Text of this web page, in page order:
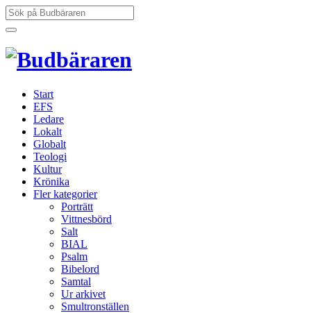
Hoppa
till
innehåll
Sök
efter:
Start
EFS
Ledare
Lokalt
Globalt
Teologi
Kultur
Krönika
Fler kategorier
Porträtt
Vittnesbörd
Salt
BIAL
Psalm
Bibelord
Samtal
Ur arkivet
Smultronställen